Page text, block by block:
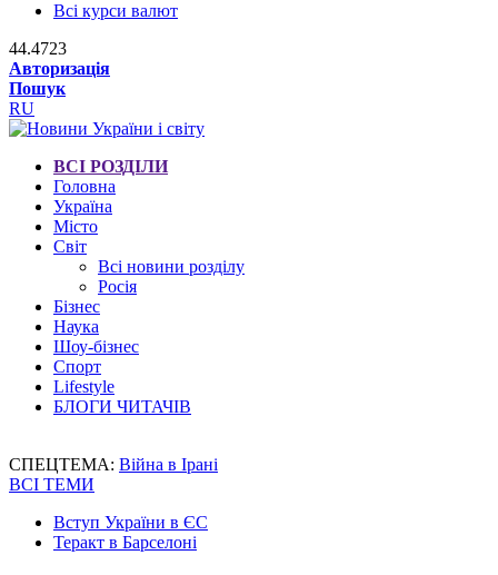
Всі курси валют
44.4723
Авторизація
Пошук
RU
ВСІ РОЗДІЛИ
Головна
Україна
Місто
Світ
Всі новини розділу
Росія
Бізнес
Наука
Шоу-бізнес
Спорт
Lifestyle
БЛОГИ ЧИТАЧІВ
СПЕЦТЕМА: Війна в Ірані
ВСІ ТЕМИ
Вступ України в ЄС
Теракт в Барселоні